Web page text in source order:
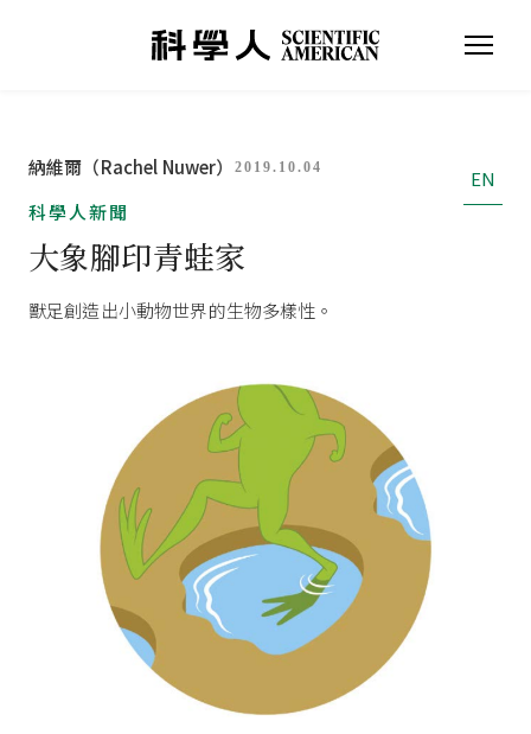
納維爾（Rachel Nuwer） 2019.10.04
EN
科學人新聞
大象腳印青蛙家
獸足創造出小動物世界的生物多樣性。